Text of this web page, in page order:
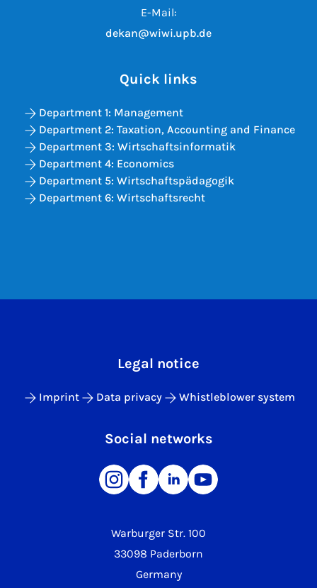
E-Mail:
dekan@wiwi.upb.de
Quick links
Department 1: Management
Department 2: Taxation, Accounting and Finance
Department 3: Wirtschaftsinformatik
Department 4: Economics
Department 5: Wirtschaftspädagogik
Department 6: Wirtschaftsrecht
Warburger Str. 100
33098 Paderborn
Germany
Legal notice
Imprint Data privacy Whistleblower system
Social networks